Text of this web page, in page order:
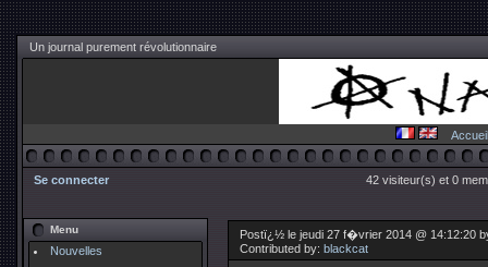
Un journal purement révolutionnaire
Accueil
Se connecter 42 visiteur(s) et 0
Menu
Nouvelles
Postï¿½ le jeudi 27 f�vrier 2014 @ 14:12:20
Contributed by: blackcat